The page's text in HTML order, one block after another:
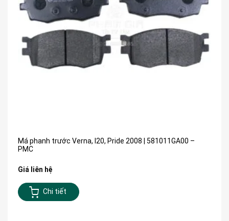
Má phanh trước Verna, I20, Pride 2008 | 581011GA00 –
PMC
Giá liên hệ
Chi tiết